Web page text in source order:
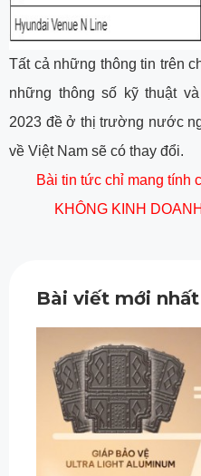
Tất cả những thông tin trên
những thông số kỹ thuật
2023 đề ở thị trường nước
về Việt Nam sẽ có thay đổi.
Bài tin tức chỉ mang tính
KHÔNG KINH
Bài viết mới nhất